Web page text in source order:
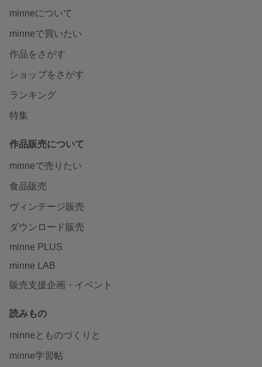
minneについて
minneで買いたい
作品をさがす
ショップをさがす
ランキング
特集
作品販売について
minneで売りたい
食品販売
ヴィンテージ販売
ダウンロード販売
minne PLUS
minne LAB
販売支援企画・イベント
読みもの
minneとものづくりと
minne学習帖